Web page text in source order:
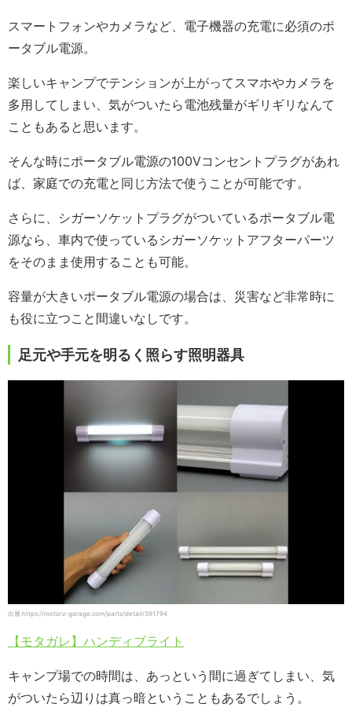
スマートフォンやカメラなど、電子機器の充電に必須のポ
ータブル電源。
楽しいキャンプでテンションが上がってスマホやカメラを
多用してしまい、気がついたら電池残量がギリギリなんて
こともあると思います。
そんな時にポータブル電源の100Vコンセントプラグがあれ
ば、家庭での充電と同じ方法で使うことが可能です。
さらに、シガーソケットプラグがついているポータブル電
源なら、車内で使っているシガーソケットアフターパーツ
をそのまま使用することも可能。
容量が大きいポータブル電源の場合は、災害など非常時に
も役に立つこと間違いなしです。
足元や手元を明るく照らす照明器具
出展:https://motorz-garage.com/parts/detail/391794
【モタガレ】ハンディブライト
キャンプ場での時間は、あっという間に過ぎてしまい、気
がついたら辺りは真っ暗ということもあるでしょう。